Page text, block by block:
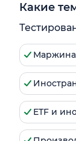
Какие
ETF и